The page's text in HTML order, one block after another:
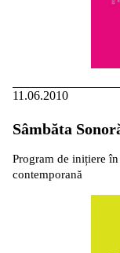
11.06.2010
Sâmbăta
Program de inițiere
contemporană